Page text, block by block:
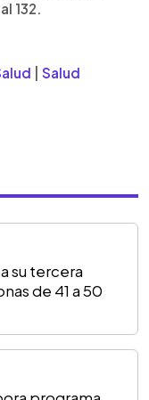
132.
Salud
su tercera
de 41 a 50